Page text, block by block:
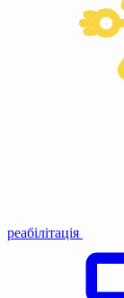
реабілітація